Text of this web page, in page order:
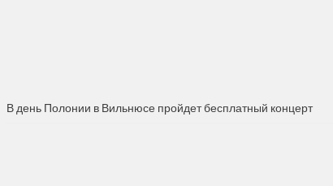
В день Полонии в Вильнюсе пройдет бесплатный концерт